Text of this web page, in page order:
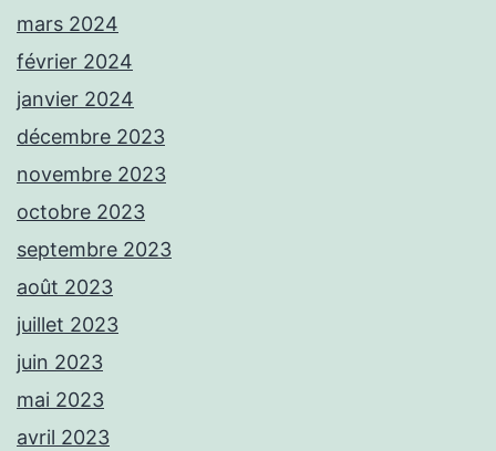
mars 2024
février 2024
janvier 2024
décembre 2023
novembre 2023
octobre 2023
septembre 2023
août 2023
juillet 2023
juin 2023
mai 2023
avril 2023